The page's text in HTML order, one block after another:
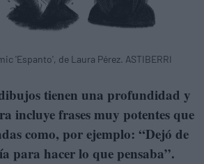
'Espanto', de Laura Pérez. ASTIBERRI
tienen una profundidad y
incluye frases muy potentes que
como, por ejemplo: “Dejó de
para hacer lo que pensaba”.